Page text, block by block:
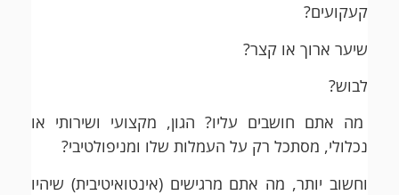
קעקועים?
שיער ארוך או קצר?
לבוש?
מה אתם חושבים עליו? הגון, מקצועי ושירותי או
נכלולי, מסתכל רק על העמלות שלו ומניפולטיבי?
וחשוב יותר, מה אתם מרגישים (אינטואיטיבית) שיהיו